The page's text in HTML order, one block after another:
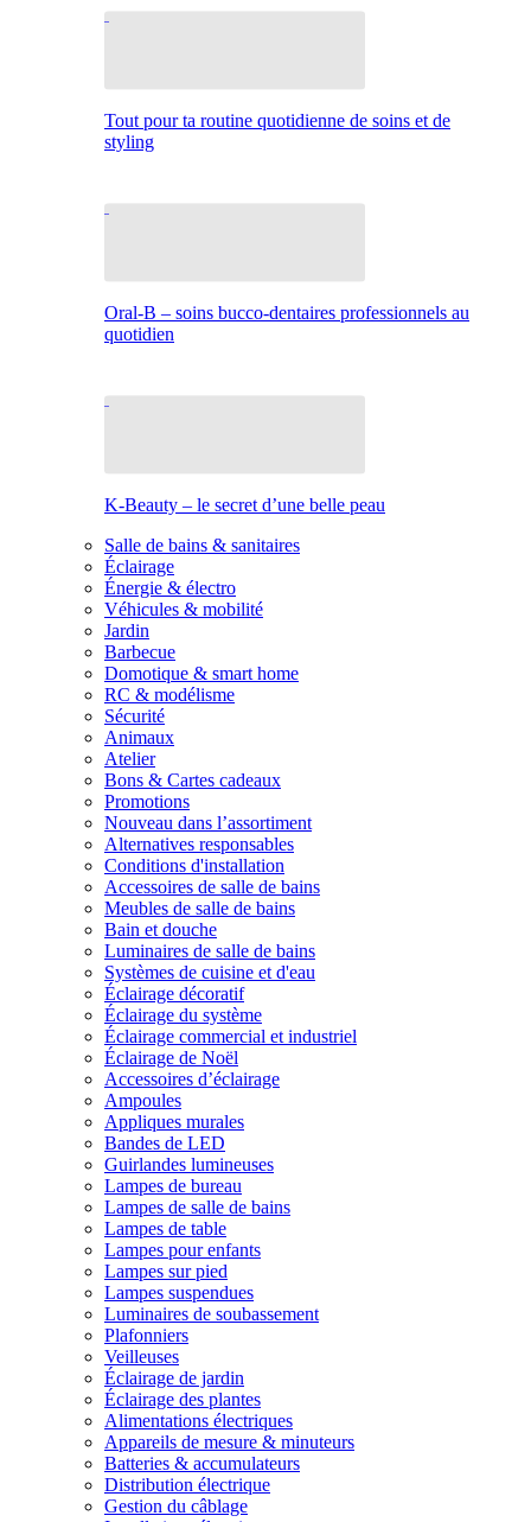
Tout pour ta routine quotidienne de soins et de
styling
Oral-B – soins bucco-dentaires professionnels au
quotidien
K-Beauty – le secret d’une belle peau
Salle de bains & sanitaires
Éclairage
Énergie & électro
Véhicules & mobilité
Jardin
Barbecue
Domotique & smart home
RC & modélisme
Sécurité
Animaux
Atelier
Bons & Cartes cadeaux
Promotions
Nouveau dans l’assortiment
Alternatives responsables
Conditions d'installation
Accessoires de salle de bains
Meubles de salle de bains
Bain et douche
Luminaires de salle de bains
Systèmes de cuisine et d'eau
Éclairage décoratif
Éclairage du système
Éclairage commercial et industriel
Éclairage de Noël
Accessoires d’éclairage
Ampoules
Appliques murales
Bandes de LED
Guirlandes lumineuses
Lampes de bureau
Lampes de salle de bains
Lampes de table
Lampes pour enfants
Lampes sur pied
Lampes suspendues
Luminaires de soubassement
Plafonniers
Veilleuses
Éclairage de jardin
Éclairage des plantes
Alimentations électriques
Appareils de mesure & minuteurs
Batteries & accumulateurs
Distribution électrique
Gestion du câblage